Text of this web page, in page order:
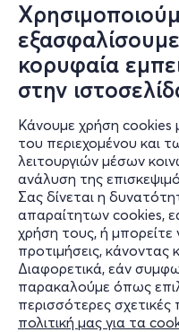
κορυφαία
στην
Κάνουμε χρήση cookies
του περιεχομένου και
λειτουργιών μέσων
ανάλυση της
Σας δίνεται η
απαραίτητων cookies,
χρήση τους, ή μπορείτε
προτιμήσεις, κάνοντας
Διαφορετικά, εάν
παρακαλούμε όπως
περισσότερες
πολιτική μας για τα
Πληροφορίες
Υποστήριξη
Stay Connected